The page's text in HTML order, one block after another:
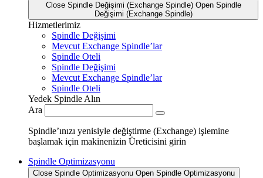
Close Spindle Değişimi (Exchange Spindle) Open Spindle
Değişimi (Exchange Spindle)
Hizmetlerimiz
Spindle Değişimi
Mevcut Exchange Spindle’lar
Spindle Oteli
Spindle Değişimi
Mevcut Exchange Spindle’lar
Spindle Oteli
Yedek Spindle Alın
Ara
Spindle’ınızı yenisiyle değiştirme (Exchange) işlemine
başlamak için makinenizin Üreticisini girin
Spindle Optimizasyonu
Close Spindle Optimizasyonu Open Spindle Optimizasyonu